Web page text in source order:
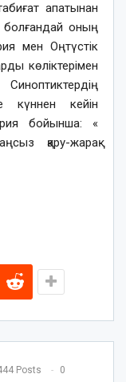
апатынан
болғандай оның
мен Оңтүстік
көліктерімен
күннен кейін
бойынша: «
қару-жарақ
Posts 0